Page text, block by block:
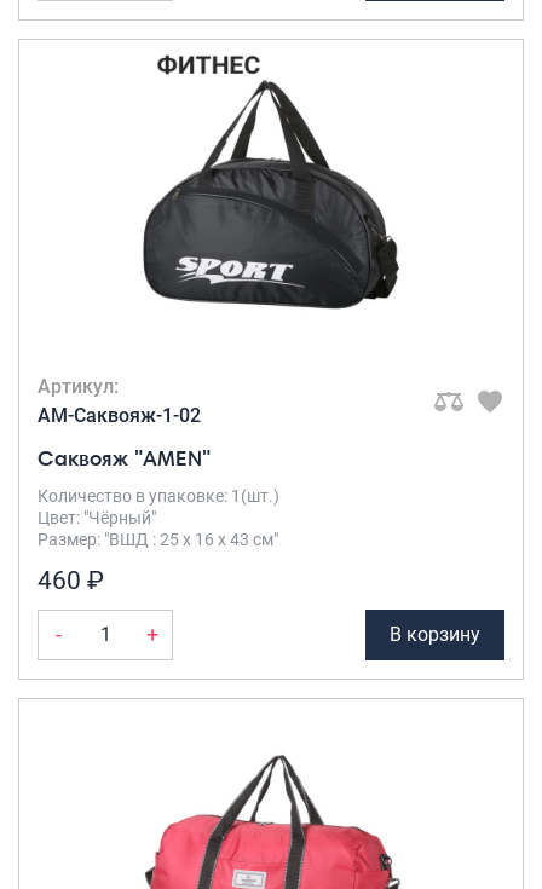
Артикул:
AM-Саквояж-1-02
Саквояж "AMEN"
Количество в упаковке: 1(шт.)
Цвет: "Чёрный"
Размер: "ВШД : 25 х 16 х 43 см"
460 ₽
- + В корзину